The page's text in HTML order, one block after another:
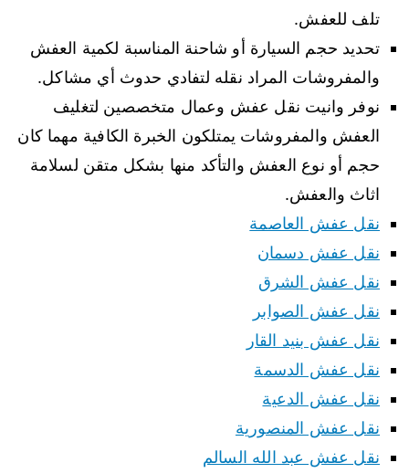
تلف للعفش.
تحديد حجم السيارة أو شاحنة المناسبة لكمية العفش
والمفروشات المراد نقله لتفادي حدوث أي مشاكل.
نوفر وانيت نقل عفش وعمال متخصصين لتغليف
العفش والمفروشات يمتلكون الخبرة الكافية مهما كان
حجم أو نوع العفش والتأكد منها بشكل متقن لسلامة
اثاث والعفش.
نقل عفش العاصمة
نقل عفش دسمان
نقل عفش الشرق
نقل عفش الصوابر
نقل عفش بنيد القار
نقل عفش الدسمة
نقل عفش الدعية
نقل عفش المنصورية
نقل عفش عبد الله السالم